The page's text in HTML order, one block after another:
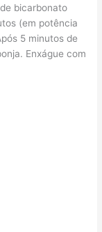
bicarbonato
(em potência
5 minutos de
Enxágue com